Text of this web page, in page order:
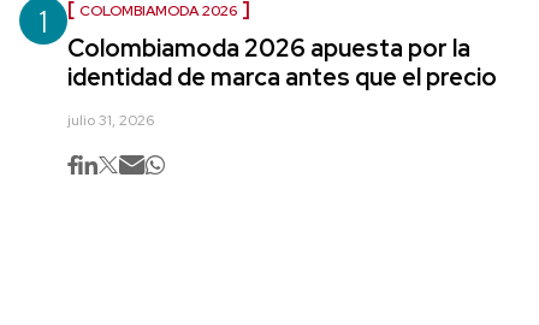
1 COLOMBIAMODA 2026
Colombiamoda 2026 apuesta por la
identidad de marca antes que el precio
julio 31, 2026